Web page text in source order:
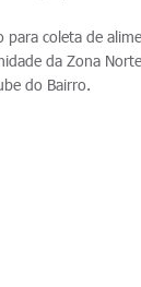
coleta de
da Zona
do Bairro.